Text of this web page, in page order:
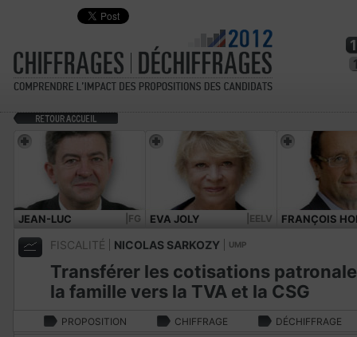
JEAN-LUC
MÉLENCHON
|FG EVA JOLY |EELV FRANÇOIS
FISCALITÉ NICOLAS SARKOZY UMP
Transférer les cotisations
la famille vers la TVA et la CSG
PROPOSITION CHIFFRAGE DÉCHIFFRAGE